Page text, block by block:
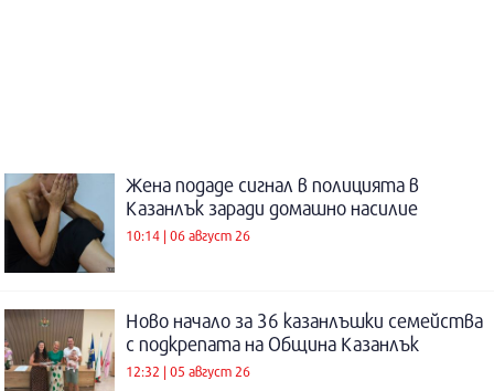
Жена подаде сигнал в полицията в
Казанлък заради домашно насилие
10:14 | 06 август 26
Ново начало за 36 казанлъшки семейства
с подкрепата на Община Казанлък
12:32 | 05 август 26